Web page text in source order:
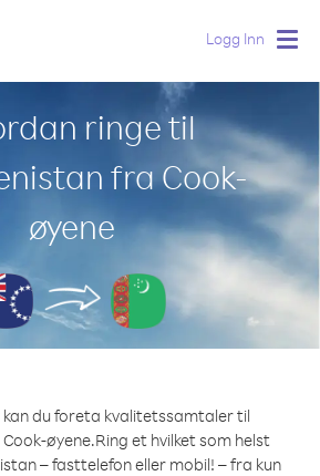
Logg Inn
ringe til
fra Cook-
øyene
kan du foreta kvalitetssamtaler til
øyene.Ring et hvilket som helst
– fasttelefon eller mobil! – fra kun